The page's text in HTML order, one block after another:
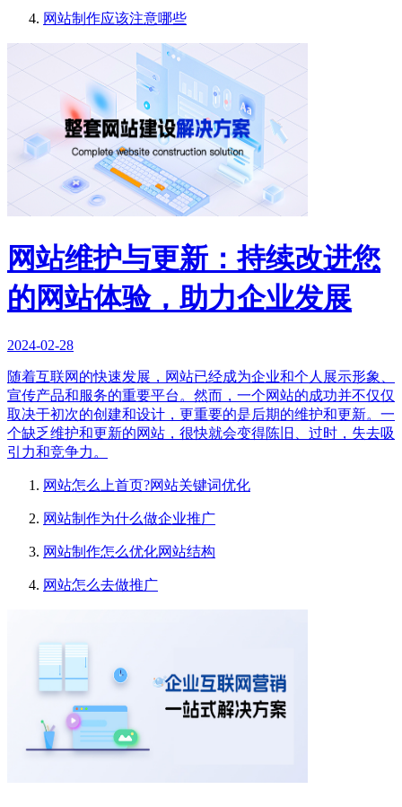
网站制作应该注意哪些
网站维护与更新：持续改进您
的网站体验，助力企业发展
2024-02-28
随着互联网的快速发展，网站已经成为企业和个人展示形象、
宣传产品和服务的重要平台。然而，一个网站的成功并不仅仅
取决于初次的创建和设计，更重要的是后期的维护和更新。一
个缺乏维护和更新的网站，很快就会变得陈旧、过时，失去吸
引力和竞争力。
网站怎么上首页?网站关键词优化
网站制作为什么做企业推广
网站制作怎么优化网站结构
网站怎么去做推广